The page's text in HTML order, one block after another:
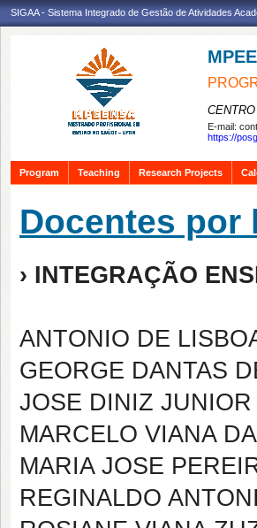
SIGAA - Sistema Integrado de Gestão de Atividades
E-mail:
https://
Program Teaching Research Projects
Docentes por
› INTEGRAÇÃO
ANTONIO DE
GEORGE DANTAS
JOSE DINIZ JUNIOR
MARCELO VIANA
MARIA JOSE
REGINALDO